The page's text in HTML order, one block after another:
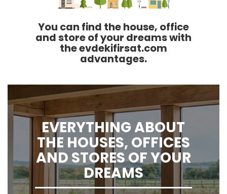
You can find the house, office
and store of your dreams with
the evdekifirsat.com
advantages.
EVERYTHING ABOUT
THE HOUSES, OFFICES
AND STORES OF YOUR
DREAMS